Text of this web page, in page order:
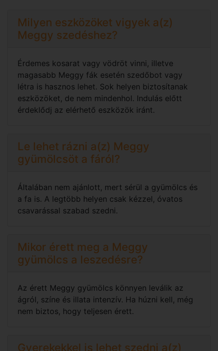
Milyen eszközöket vigyek a(z)
Meggy szedéshez?
Érdemes kosarat vagy vödröt vinni, illetve
magasabb Meggy fák esetén szedőbot vagy
létra is hasznos lehet. Sok helyen biztosítanak
eszközöket, de nem mindenhol. Indulás előtt
érdeklődj az elérhető eszközök iránt.
Le lehet rázni a(z) Meggy
gyümölcsöt a fáról?
Általában nem ajánlott, mert sérül a gyümölcs és
a fa is. A legtöbb helyen csak kézzel, óvatos
csavarással szabad szedni.
Mikor érett meg a Meggy
gyümölcs a leszedésre?
Az érett Meggy gyümölcs könnyen leválik az
ágról, színe és illata intenzív. Ha húzni kell, még
nem biztos, hogy teljesen érett.
Gyerekekkel is lehet szedni a(z)